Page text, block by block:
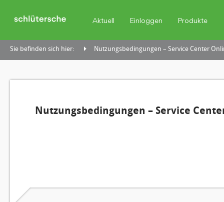
Aktuell Einloggen Produkte
Sie befinden sich hier: Nutzungsbedingungen – Service Center
Nutzungsbedingungen – Service